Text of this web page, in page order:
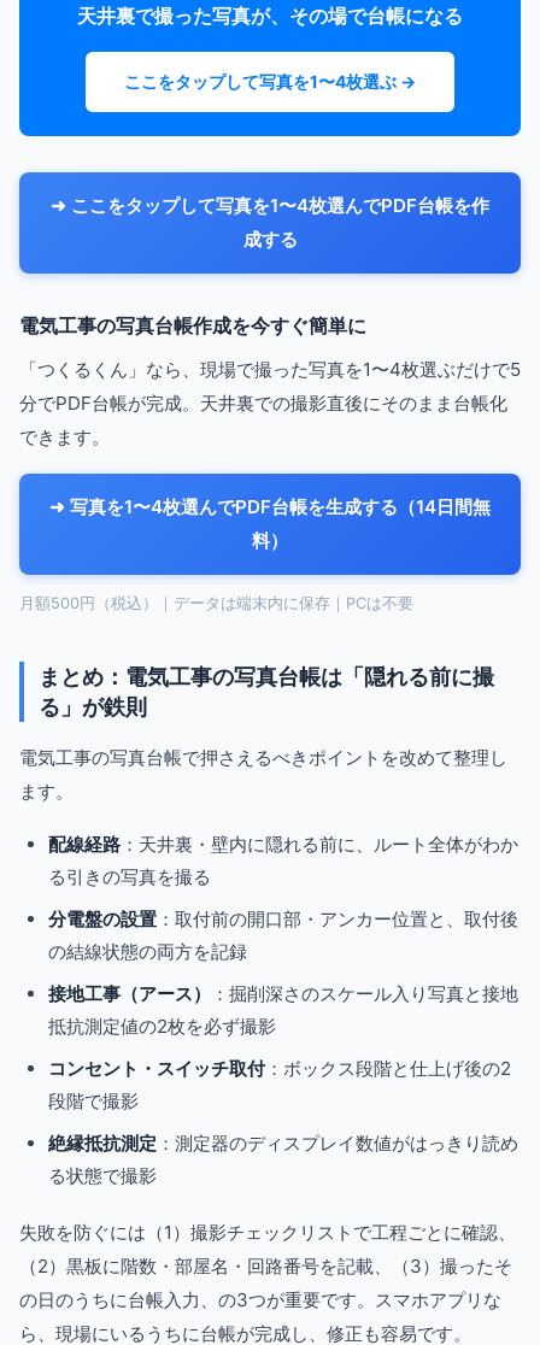
天井裏で撮った写真が、その場で台帳になる
ここをタップして写真を1〜4枚選ぶ →
➜ ここをタップして写真を1〜4枚選んでPDF台帳を作
成する
電気工事の写真台帳作成を今すぐ簡単に
「つくるくん」なら、現場で撮った写真を1〜4枚選ぶだけで5
分でPDF台帳が完成。天井裏での撮影直後にそのまま台帳化
できます。
➜ 写真を1〜4枚選んでPDF台帳を生成する（14日間無
料）
月額500円（税込）｜データは端末内に保存｜PCは不要
まとめ：電気工事の写真台帳は「隠れる前に撮
る」が鉄則
電気工事の写真台帳で押さえるべきポイントを改めて整理し
ます。
配線経路 ：天井裏・壁内に隠れる前に、ルート全体がわか
る引きの写真を撮る
分電盤の設置 ：取付前の開口部・アンカー位置と、取付後
の結線状態の両方を記録
接地工事（アース）
：掘削深さのスケール入り写真と接地
抵抗測定値の2枚を必ず撮影
コンセント・スイッチ取付：ボックス段階と仕上げ後の2
段階で撮影
絶縁抵抗測定 ：測定器のディスプレイ数値がはっきり読め
る状態で撮影
失敗を防ぐには（1）撮影チェックリストで工程ごとに確認、
（2）黒板に階数・部屋名・回路番号を記載、（3）撮ったそ
の日のうちに台帳入力、の3つが重要です。スマホアプリな
ら、現場にいるうちに台帳が完成し、修正も容易です。